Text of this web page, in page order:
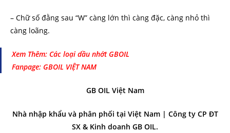
– Chữ số đằng sau “W” càng lớn thì càng đặc, càng nhỏ thì
càng loãng.
Xem Thêm: Các loại dầu nhớt GBOIL
Fanpage: GBOIL VIỆT NAM
GB OIL Việt Nam
Nhà nhập khẩu và phân phối tại Việt Nam | Công ty CP ĐT
SX & Kinh doanh GB OIL.